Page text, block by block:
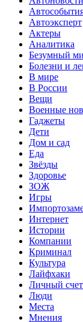
Автоэксперт
Актеры
Аналитика
Безумный
Болезни и
В мире
В России
Вещи
Военные
Гаджеты
Дети
Дом и сад
Еда
Звёзды
Здоровье
ЗОЖ
Игры
Интернет
Истории
Компании
Криминал
Культура
Лайфхаки
Личный счет
Люди
Места
Мнения